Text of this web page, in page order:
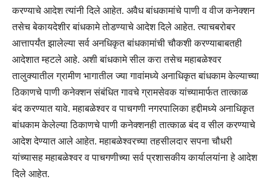
करण्याचे आदेश त्यांनी दिले आहेत. अवैध बांधकामांचे पाणी व वीज कनेक्शन
तसेच बेकायदेशीर बांधकामे तोडण्याचे आदेश दिले आहेत. त्याचबरोबर
आत्तापर्यंत झालेल्या सर्व अनधिकृत बांधकामांची चौकशी करण्याबाबतही
आदेशात म्हटले आहे. अशी बांधकामे सील करा तसेच महाबळेश्वर
तालुक्यातील ग्रामीण भागातील ज्या गावांमध्ये अनाधिकृत बांधकाम केल्याच्या
ठिकाणचे पाणी कनेक्शन संबंधित गावचे ग्रामसेवक यांच्यामार्फत तात्काळ
बंद करण्यात यावे. महाबळेश्वर व पाचगणी नगरपालिका हद्दीमध्ये अनाधिकृत
बांधकाम केलेल्या ठिकाणचे पाणी कनेक्शनही तात्काळ बंद व सील करण्याचे
आदेश देण्यात आले आहेत. महाबळेश्वरच्या तहसीलदार सपना चौधरी
यांच्यासह महाबळेश्वर व पाचगणीच्या सर्व प्रशासकीय कार्यालयांना हे आदेश
दिले आहेत.